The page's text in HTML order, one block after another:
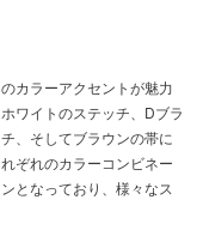
カラーアクセントが魅力
ワイトのステッチ、Dブラ
、そしてブラウンの帯に
ぞれのカラーコンビネー
となっており、様々なス